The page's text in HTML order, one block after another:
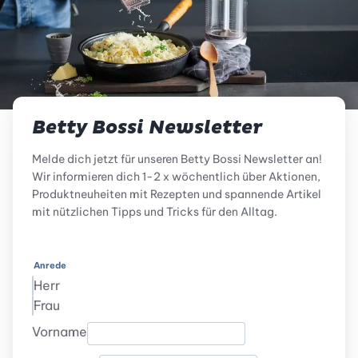
Betty Bossi Newsletter
Melde dich jetzt für unseren Betty Bossi Newsletter an!
Wir informieren dich 1-2 x wöchentlich über Aktionen,
Produktneuheiten mit Rezepten und spannende Artikel
mit nützlichen Tipps und Tricks für den Alltag.
Anrede
Herr
Frau
Vorname